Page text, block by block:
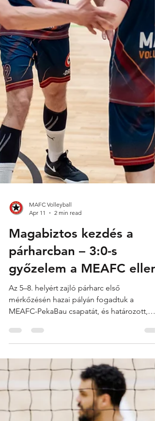
MAFC Volleyball
Magabiztos kezdés a
párharcban – 3:0-s
győzelem a MEAFC ellen